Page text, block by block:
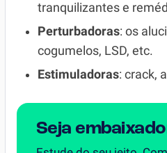
tranquilizantes e
Perturbadoras: os
cogumelos, LSD, etc.
Estimuladoras: crack,
Seja